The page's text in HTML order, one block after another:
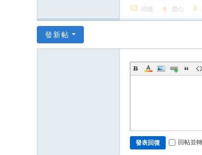
回復 愛心
發新帖
發表回復 回帖並